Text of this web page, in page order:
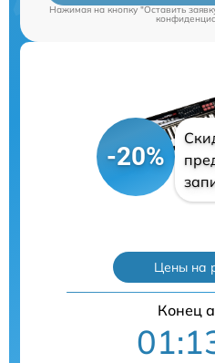
Нажимая на кнопку "Оставить
-20%
Цены на
Конец